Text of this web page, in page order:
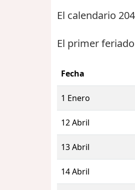
El calendario
El primer
Fecha
1 Enero
12 Abril
13 Abril
14 Abril